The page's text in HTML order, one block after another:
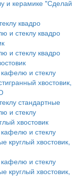
и керамике "Сделай
квадро
и стеклу квадро
и стеклу квадро
и стеклу
хвостовик,
стандартные
и стеклу
хвостовик
и стеклу
круглый хвостовик,
и стеклу
круглый хвостовик,